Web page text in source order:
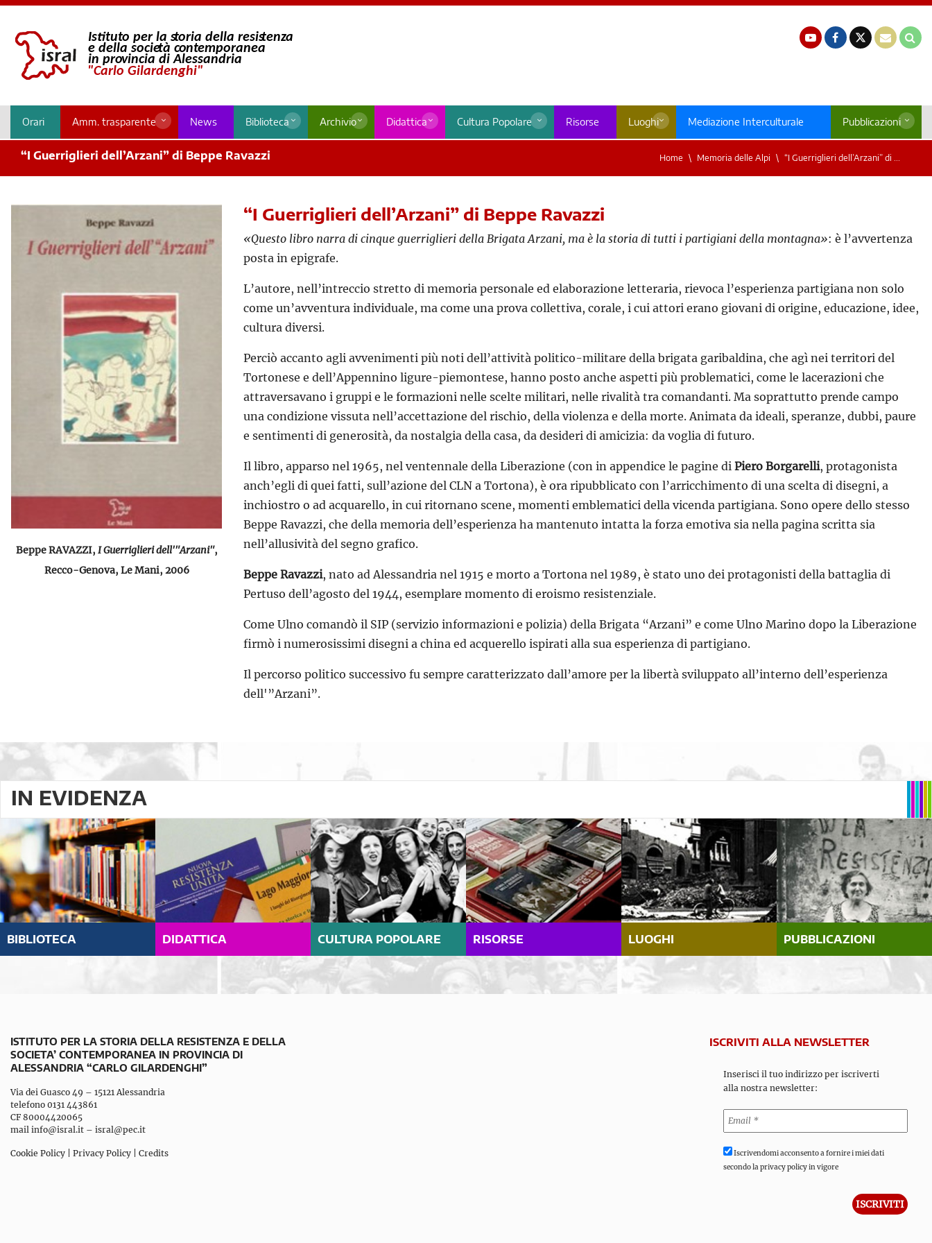
Orari Amm. trasparente News Biblioteca Archivio Didattica Cultura Popolare Risorse Luoghi Mediazione Interculturale Pubblicazioni
“I Guerriglieri dell’Arzani” di Beppe Ravazzi Home Memoria delle Alpi “I Guerriglieri dell’Arzani” di ...
Beppe RAVAZZI, I Guerriglieri dell'"Arzani",
Recco-Genova, Le Mani, 2006
“I Guerriglieri dell’Arzani” di Beppe Ravazzi
«Questo libro narra di cinque guerriglieri della Brigata Arzani, ma è la storia di tutti i partigiani della montagna»: è l’avvertenza
posta in epigrafe.
L’autore, nell’intreccio stretto di memoria personale ed elaborazione letteraria, rievoca l’esperienza partigiana non solo
come un’avventura individuale, ma come una prova collettiva, corale, i cui attori erano giovani di origine, educazione, idee,
cultura diversi.
Perciò accanto agli avvenimenti più noti dell’attività politico-militare della brigata garibaldina, che agì nei territori del
Tortonese e dell’Appennino ligure-piemontese, hanno posto anche aspetti più problematici, come le lacerazioni che
attraversavano i gruppi e le formazioni nelle scelte militari, nelle rivalità tra comandanti. Ma soprattutto prende campo
una condizione vissuta nell’accettazione del rischio, della violenza e della morte. Animata da ideali, speranze, dubbi, paure
e sentimenti di generosità, da nostalgia della casa, da desideri di amicizia: da voglia di futuro.
Il libro, apparso nel 1965, nel ventennale della Liberazione (con in appendice le pagine di Piero Borgarelli, protagonista
anch’egli di quei fatti, sull’azione del CLN a Tortona), è ora ripubblicato con l’arricchimento di una scelta di disegni, a
inchiostro o ad acquarello, in cui ritornano scene, momenti emblematici della vicenda partigiana. Sono opere dello stesso
Beppe Ravazzi, che della memoria dell’esperienza ha mantenuto intatta la forza emotiva sia nella pagina scritta sia
nell’allusività del segno grafico.
Beppe Ravazzi, nato ad Alessandria nel 1915 e morto a Tortona nel 1989, è stato uno dei protagonisti della battaglia di
Pertuso dell’agosto del 1944, esemplare momento di eroismo resistenziale.
Come Ulno comandò il SIP (servizio informazioni e polizia) della Brigata “Arzani” e come Ulno Marino dopo la Liberazione
firmò i numerosissimi disegni a china ed acquerello ispirati alla sua esperienza di partigiano.
Il percorso politico successivo fu sempre caratterizzato dall’amore per la libertà sviluppato all’interno dell’esperienza
dell'”Arzani”.
IN EVIDENZA
BIBLIOTECA DIDATTICA CULTURA POPOLARE RISORSE LUOGHI PUBBLICAZIONI
ISTITUTO PER LA STORIA DELLA RESISTENZA E DELLA
SOCIETA’ CONTEMPORANEA IN PROVINCIA DI
ALESSANDRIA “CARLO GILARDENGHI”
Via dei Guasco 49 – 15121 Alessandria
telefono 0131 443861
CF 80004420065
mail info@isral.it – isral@pec.it
Cookie Policy Privacy Policy Credits
ISCRIVITI ALLA NEWSLETTER
Inserisci il tuo indirizzo per iscriverti
alla nostra newsletter:
Iscrivendomi acconsento a fornire i miei dati
secondo la privacy policy in vigore